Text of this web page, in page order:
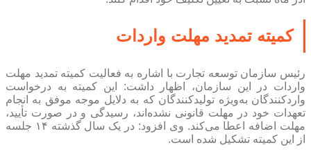
کمیته تمدید مهلت واردات
رئیس سازمان توسعه تجارت با اشاره به فعالیت کمیته تمدید مهلت
واردات در این سازمان، اظهار داشت: این کمیته به درخواست
واردکنندگان به‌ویژه تولیدکنندگان که به دلایل موجه موفق به انجام
تعهدات خود در مهلت قانونی نشده‌اند، رسیدگی و در صورت تأیید،
مهلت اضافه اعطا می‌کند. وی افزود: در یک سال گذشته ۱۴ جلسه
از این کمیته تشکیل شده است.